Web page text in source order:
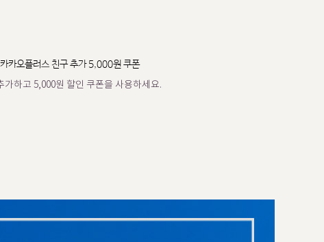
카카오플러스 친구 추가 5,000원 쿠폰
가하고 5,000원 할인 쿠폰을 사용하세요.